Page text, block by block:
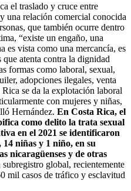
el traslado y cruce entre
una relación comercial conocida
que también ocurre dentro
“existe un engaño, una
es vista como una mercancía, es
atenta contra la dignidad
formas como laboral, sexual,
adopciones ilegales, venta
se da la explotación laboral
con mujeres y niñas,
Hernández. En Costa Rica, el
como delito la trata sexual
en el 2021 se identificaron
niñas y 1 niño, en su
nicaragüenses y de otras
global, recientemente
mil casos de tráfico y esclavitud